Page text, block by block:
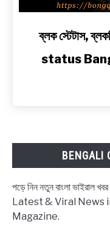
Bangla,
Block
list
ব্লক স্টেটাস,
status
BENGALI
পড়ে নিন নতুন বাংলা ভাইরাল
Latest & Viral News
Magazine.